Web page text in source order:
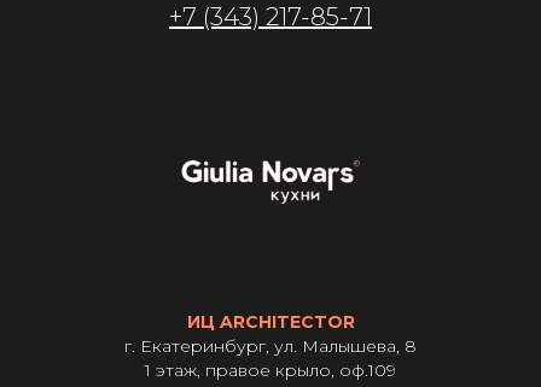
+7 (343) 217-85-71
ИЦ ARCHITECTOR
г. Екатеринбург, ул. Малышева, 8
1 этаж, правое крыло, оф.109